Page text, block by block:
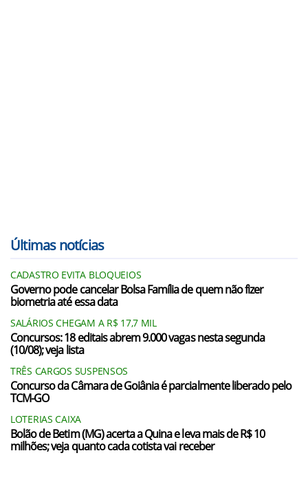
Últimas notícias
CADASTRO EVITA BLOQUEIOS
Governo pode cancelar Bolsa Família de quem não fizer
biometria até essa data
SALÁRIOS CHEGAM A R$ 17,7 MIL
Concursos: 18 editais abrem 9.000 vagas nesta segunda
(10/08); veja lista
TRÊS CARGOS SUSPENSOS
Concurso da Câmara de Goiânia é parcialmente liberado pelo
TCM-GO
LOTERIAS CAIXA
Bolão de Betim (MG) acerta a Quina e leva mais de R$ 10
milhões; veja quanto cada cotista vai receber